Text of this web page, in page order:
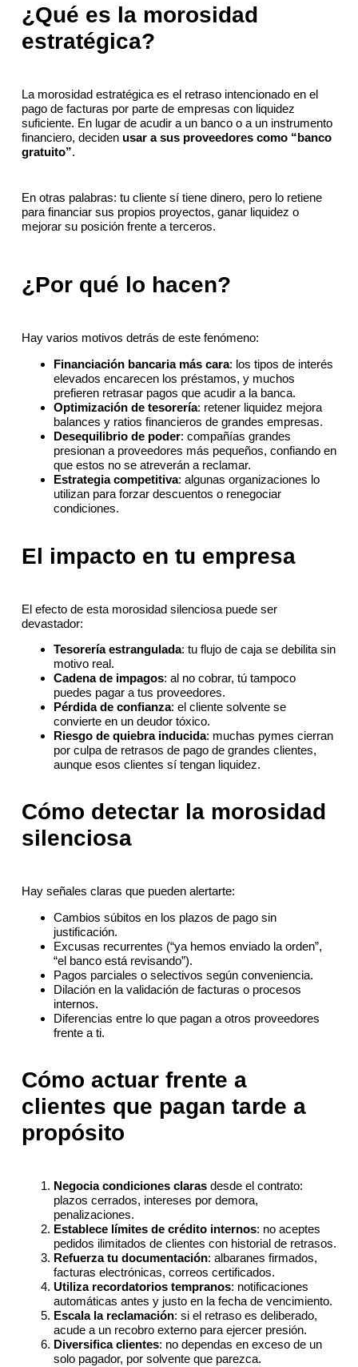
¿Qué es la morosidad
estratégica?
La morosidad estratégica es el retraso intencionado en el
pago de facturas por parte de empresas con liquidez
suficiente. En lugar de acudir a un banco o a un instrumento
financiero, deciden usar a sus proveedores como “banco
gratuito”.
En otras palabras: tu cliente sí tiene dinero, pero lo retiene
para financiar sus propios proyectos, ganar liquidez o
mejorar su posición frente a terceros.
¿Por qué lo hacen?
Hay varios motivos detrás de este fenómeno:
Financiación bancaria más cara: los tipos de interés
elevados encarecen los préstamos, y muchos
prefieren retrasar pagos que acudir a la banca.
Optimización de tesorería: retener liquidez mejora
balances y ratios financieros de grandes empresas.
Desequilibrio de poder: compañías grandes
presionan a proveedores más pequeños, confiando en
que estos no se atreverán a reclamar.
Estrategia competitiva: algunas organizaciones lo
utilizan para forzar descuentos o renegociar
condiciones.
El impacto en tu empresa
El efecto de esta morosidad silenciosa puede ser
devastador:
Tesorería estrangulada: tu flujo de caja se debilita sin
motivo real.
Cadena de impagos: al no cobrar, tú tampoco
puedes pagar a tus proveedores.
Pérdida de confianza: el cliente solvente se
convierte en un deudor tóxico.
Riesgo de quiebra inducida: muchas pymes cierran
por culpa de retrasos de pago de grandes clientes,
aunque esos clientes sí tengan liquidez.
Cómo detectar la morosidad
silenciosa
Hay señales claras que pueden alertarte:
Cambios súbitos en los plazos de pago sin
justificación.
Excusas recurrentes (“ya hemos enviado la orden”,
“el banco está revisando”).
Pagos parciales o selectivos según conveniencia.
Dilación en la validación de facturas o procesos
internos.
Diferencias entre lo que pagan a otros proveedores
frente a ti.
Cómo actuar frente a
clientes que pagan tarde a
propósito
Negocia condiciones clarasdesde el contrato:
plazos cerrados, intereses por demora,
penalizaciones.
Establece límites de crédito internos: no aceptes
pedidos ilimitados de clientes con historial de retrasos.
Refuerza tu documentación: albaranes firmados,
facturas electrónicas, correos certificados.
Utiliza recordatorios tempranos: notificaciones
automáticas antes y justo en la fecha de vencimiento.
Escala la reclamación: si el retraso es deliberado,
acude a un recobro externo para ejercer presión.
Diversifica clientes: no dependas en exceso de un
solo pagador, por solvente que parezca.